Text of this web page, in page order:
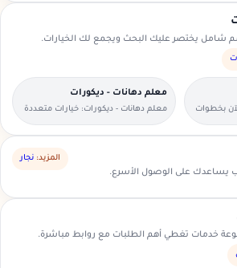
شامل يختصر عليك البحث ويجمع لك الخيارات.
بخطوات
معلم دهانات - ديكورات
معلم دهانات - ديكورات: خيارات متعددة
وأسعار مناسبة داخل السعودية.
يساعدك على الوصول الأسرع.
المزيد: نجار
خدمات تغطي أهم الطلبات مع روابط مباشرة.